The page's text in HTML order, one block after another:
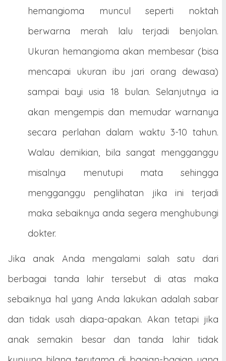
hemangioma muncul seperti noktah
berwarna merah lalu terjadi benjolan.
Ukuran hemangioma akan membesar (bisa
mencapai ukuran ibu jari orang dewasa)
sampai bayi usia 18 bulan. Selanjutnya ia
akan mengempis dan memudar warnanya
secara perlahan dalam waktu 3-10 tahun.
Walau demikian, bila sangat mengganggu
misalnya menutupi mata sehingga
mengganggu penglihatan jika ini terjadi
maka sebaiknya anda segera menghubungi
dokter.
Jika anak Anda mengalami salah satu dari
berbagai tanda lahir tersebut di atas maka
sebaiknya hal yang Anda lakukan adalah sabar
dan tidak usah diapa-apakan. Akan tetapi jika
anak semakin besar dan tanda lahir tidak